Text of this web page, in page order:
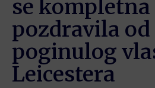
se
pozdravila od
poginulog
Leicestera